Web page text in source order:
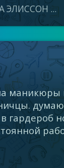
ЭЛИССОН ...
маникюры
гардероб